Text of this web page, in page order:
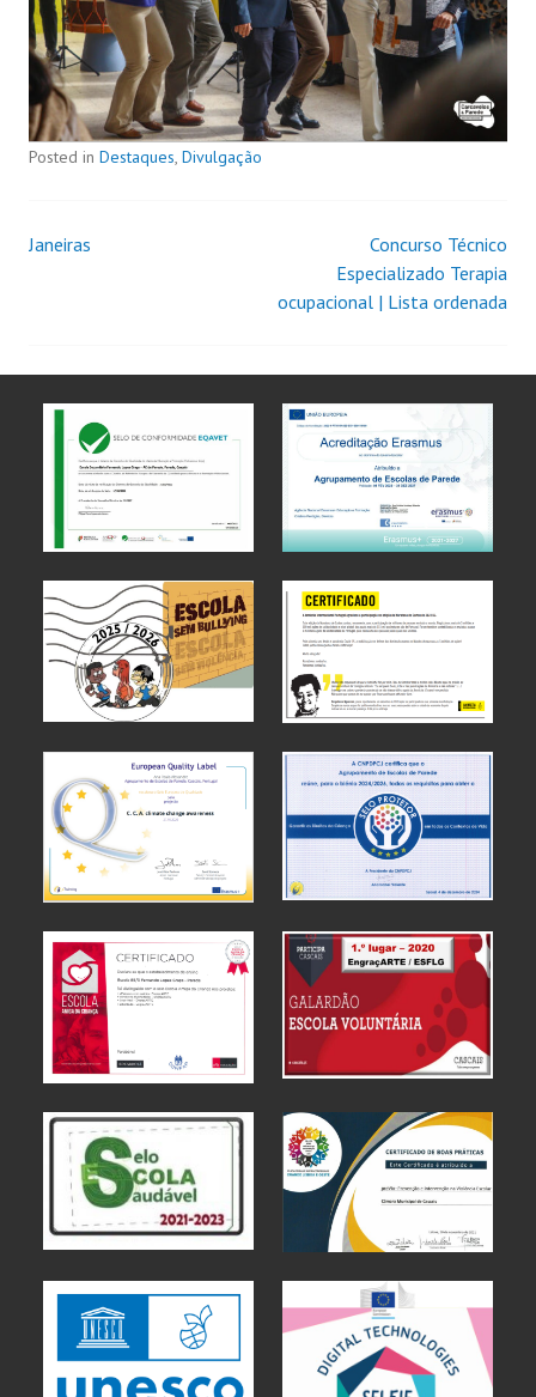
Posted in Destaques, Divulgação
Janeiras
Concurso Técnico
Especializado Terapia
ocupacional | Lista ordenada